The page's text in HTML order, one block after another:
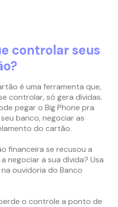
controlar seus
é uma ferramenta que,
controlar, só gera dívidas.
pegar o Big Phone pra
banco, negociar as
do cartão.
financeira se recusou a
negociar a sua dívida? Usa
ouvidoria do Banco
o controle a ponto de